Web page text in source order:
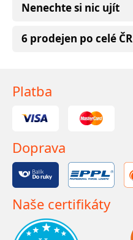
Nenechte si nic ujít
6 prodejen po celé ČR
Platba
Doprava
Naše certifikáty